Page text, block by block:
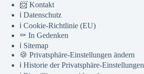
📨 Kontakt
ℹ️ Datenschutz
ℹ️ Cookie-Richtlinie (EU)
⚰️ In Gedenken
ℹ️ Sitemap
🍪 Privatsphäre-Einstellungen ändern
ℹ️ Historie der Privatsphäre-Einstellungen